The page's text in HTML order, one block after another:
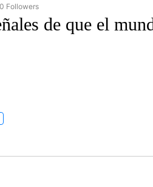
"CNN-SPANISH" TO RECEIVE
0 Followers
de que el
"" TO RECEIVE NOTIFICATIONS ABOUT